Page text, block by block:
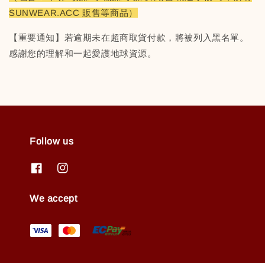
SUNWEAR.ACC 販售等商品）
【重要通知】若逾期未在超商取貨付款，將被列入黑名單。
感謝您的理解和一起愛護地球資源。
Follow us
We accept